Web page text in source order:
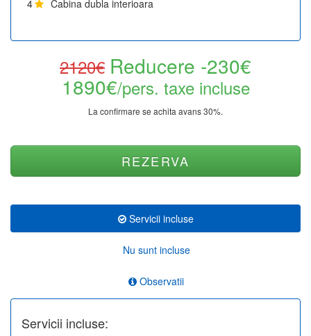
4 Cabina dubla interioara
2120€ Reducere -230€
1890€/pers. taxe incluse
La confirmare se achita avans 30%.
REZERVA
Servicii incluse
Nu sunt incluse
Observatii
Servicii incluse: